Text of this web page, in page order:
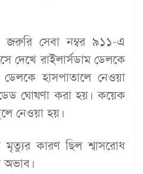
জরুরি সেবা নম্বর ৯১১-এ
রাইলার্সডাম ডেলকে
হাসপাতালে নেওয়া
ঘোষণা করা হয়। কয়েক
নেওয়া হয়।
মৃত্যুর কারণ ছিল শ্বাসরোধ
অভাব।